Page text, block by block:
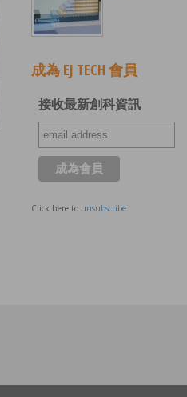
成為 EJ TECH 會員
接收最新創科資訊
Click here to unsubscribe